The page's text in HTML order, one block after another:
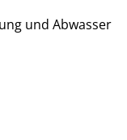
und Abwasser